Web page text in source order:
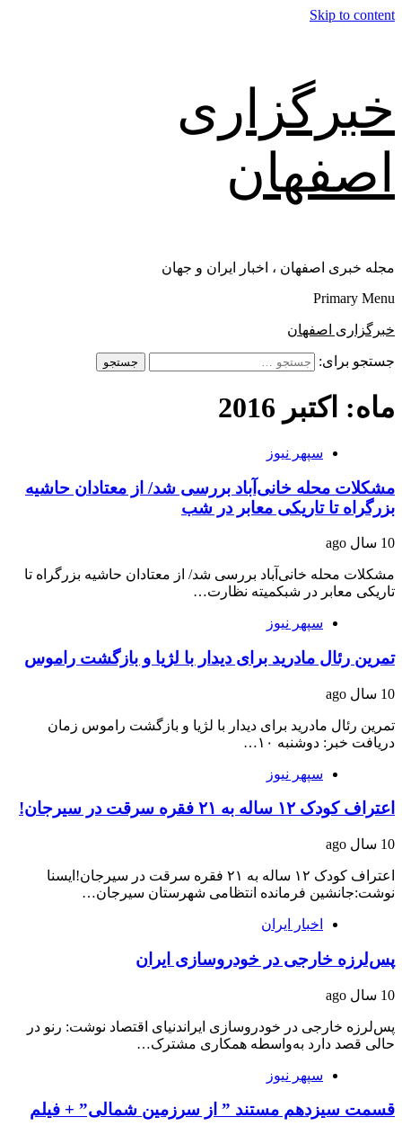
Skip to content
خبرگزاری
اصفهان
مجله خبری اصفهان ، اخبار ایران و جهان
Primary Menu
خبرگزاری اصفهان
جستجو برای:
ماه: اکتبر 2016
سپهر نیوز
مشکلات محله خانی‌آباد بررسی شد/ از معتادان حاشیه
بزرگراه تا تاریکی معابر در شب
10 سال ago
مشکلات محله خانی‌آباد بررسی شد/ از معتادان حاشیه بزرگراه تا
تاریکی معابر در شبکمیته نظارت…
سپهر نیوز
تمرین رئال مادرید برای دیدار با لژیا و بازگشت راموس
10 سال ago
تمرین رئال مادرید برای دیدار با لژیا و بازگشت راموس زمان
دریافت خبر: دوشنبه ۱۰…
سپهر نیوز
اعتراف کودک ۱۲ ساله به ۲۱ فقره سرقت در سیرجان!
10 سال ago
اعتراف کودک ۱۲ ساله به ۲۱ فقره سرقت در سیرجان!ایسنا
نوشت:جانشین فرمانده انتظامی شهرستان سیرجان…
اخبار ایران
پس‌لرزه خارجی در خودروسازی ایران
10 سال ago
پس‌لرزه خارجی در خودروسازی ایراندنیای اقتصاد نوشت: رنو در
حالی قصد دارد به‌واسطه همکاری مشترک…
سپهر نیوز
قسمت سیزدهم مستند ” از سرزمین شمالی” + فیلم